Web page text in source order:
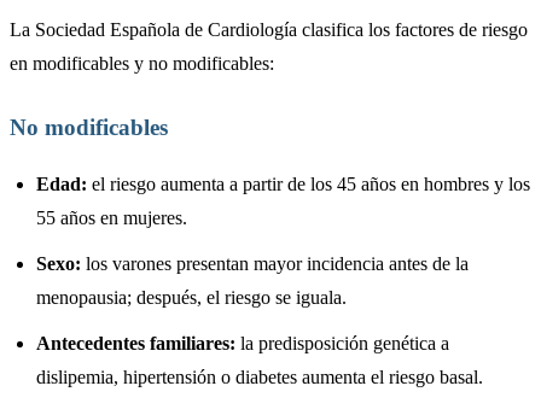
La Sociedad Española de Cardiología clasifica los factores de riesgo
en modificables y no modificables:
No modificables
Edad: el riesgo aumenta a partir de los 45 años en hombres y los
55 años en mujeres.
Sexo: los varones presentan mayor incidencia antes de la
menopausia; después, el riesgo se iguala.
Antecedentes familiares: la predisposición genética a
dislipemia, hipertensión o diabetes aumenta el riesgo basal.